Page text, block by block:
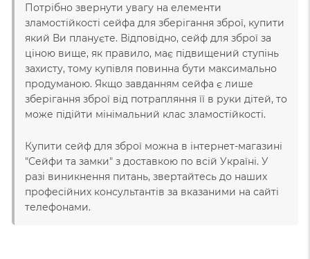
Потрібно звернути увагу на елементи
зламостійкості сейфа для зберігання зброї, купити
який Ви плануєте. Відповідно, сейф для зброї за
ціною вище, як правило, має підвищений ступінь
захисту, тому купівля повинна бути максимально
продуманою. Якщо завданням сейфа є лише
зберігання зброї від потрапляння її в руки дітей, то
може підійти мінімальний клас зламостійкості.
Купити сейф для зброї можна в інтернет-магазині
"Сейфи та замки" з доставкою по всій Україні. У
разі виникнення питань, звертайтесь до наших
професійних консультантів за вказаними на сайті
телефонами.